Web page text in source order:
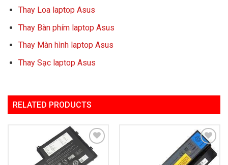
Thay Loa laptop Asus
Thay Bàn phím laptop Asus
Thay Màn hình laptop Asus
Thay Sạc laptop Asus
RELATED PRODUCTS
Add to
Wishlist
Add to
Wishlist